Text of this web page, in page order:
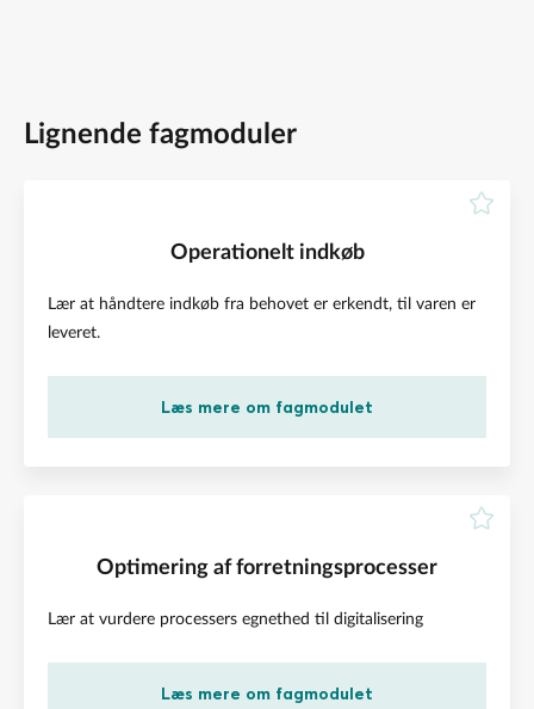
Lignende fagmoduler
Operationelt indkøb
Lær at håndtere indkøb fra behovet er erkendt, til varen er
leveret.
Læs mere om fagmodulet
Optimering af forretningsprocesser
Lær at vurdere processers egnethed til digitalisering
Læs mere om fagmodulet